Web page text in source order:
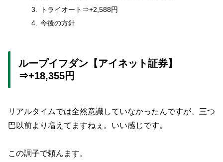
トライオート⇒+2,588円
今後の方針
ループイフダン【アイネット証券】
⇒+18,355円
リアルタイムでは全然意識していなかったんですが、三つ
巴以前より増えてますねぇ。いい感じです。
この調子で頼んます。